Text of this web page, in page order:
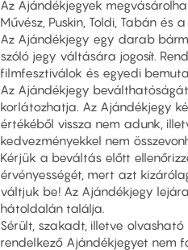
Az Ajándékjegyek
Művész, Puskin, Toldi, Tabán és
Az Ajándékjegy egy darab
szóló jegy váltására jogosít.
filmfesztiválok és egyedi
Az Ajándékjegy
korlátozhatja. Az Ajándékjegy
értékéből vissza nem adunk,
kedvezményekkel nem
Kérjük a beváltás előtt
érvényességét, mert azt
váltjuk be! Az Ajándékjegy
hátoldalán találja.
Sérült, szakadt, illetve
rendelkező Ajándékjegyet nem